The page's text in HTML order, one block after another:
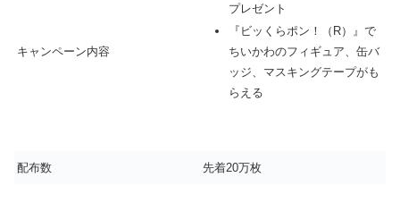
キャンペーン内容
プレゼント
『ビッくらポン！（R）』で
ちいかわのフィギュア、缶バ
ッジ、マスキングテープがも
らえる
配布数 先着20万枚